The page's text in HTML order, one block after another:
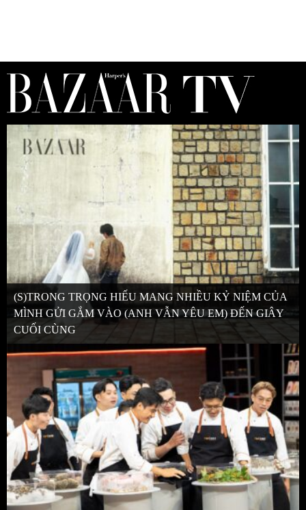
(S)TRONG TRỌNG HIẾU MANG NHIỀU KỶ NIỆM CỦA
MÌNH GỬI GẮM VÀO (ANH VẪN YÊU EM) ĐẾN GIÂY
CUỐI CÙNG